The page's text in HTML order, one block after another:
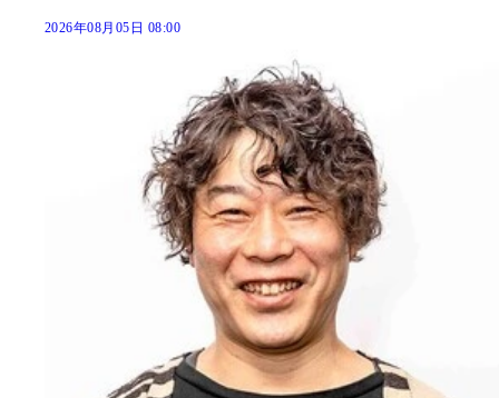
2026年08月05日 08:00